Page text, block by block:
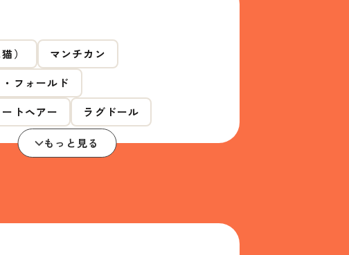
）
マンチカン
フォールド
トヘアー
ラグドール
もっと見る